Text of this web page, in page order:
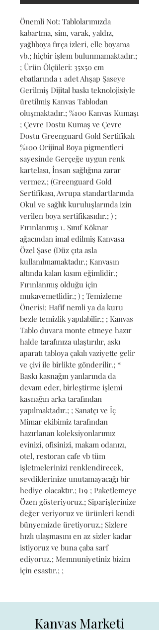
Önemli Not: Tablolarımızda
kabartma, sim, varak, yaldız,
yağlıboya fırça izleri, elle boyama
vb.; hiçbir işlem bulunmamaktadır.;
; Ürün Ölçüleri: 35x50 cm
ebatlarında 1 adet Ahşap Şaseye
Gerilmiş Dijital baskı teknolojisiyle
üretilmiş Kanvas Tablodan
oluşmaktadır.; %100 Kanvas Kumaşı
; Çevre Dostu Kumaş ve Çevre
Dostu Greenguard Gold Sertifikalı
%100 Orijinal Boya pigmentleri
sayesinde Gerçeğe uygun renk
kartelası, İnsan sağlığına zarar
vermez.; (Greenguard Gold
Sertifikası, Avrupa standartlarında
Okul ve sağlık kuruluşlarında izin
verilen boya sertifikasıdır.; ) ;
Fırınlanmış 1. Sınıf Köknar
ağacından imal edilmiş Kanvasa
Özel Şase (Düz çıta asla
kullanılmamaktadır.; Kanvasın
altında kalan kısım eğimlidir.;
Fırınlanmış olduğu için
mukavemetlidir.; ) ; Temizleme
Önerisi: Hafif nemli ya da kuru
bezle temizlik yapılabilir.; ; Kanvas
Tablo duvara monte etmeye hazır
halde tarafınıza ulaştırılır, askı
aparatı tabloya çakılı vaziyette gelir
ve çivi ile birlikte gönderilir.; *
Baskı kasnağın yanlarında da
devam eder, birleştirme işlemi
kasnağın arka tarafından
yapılmaktadır.; ; Sanatçı ve İç
Mimar ekibimiz tarafından
hazırlanan koleksiyonlarımız
evinizi, ofisinizi, makam odanızı,
otel, restoran cafe vb tüm
işletmelerinizi renklendirecek,
sevdiklerinize unutamayacağı bir
hediye olacaktır.; I19 ; Paketlemeye
Özen gösteriyoruz.; Siparişlerinize
değer veriyoruz ve ürünleri kendi
bünyemizde üretiyoruz.; Sizlere
hızlı ulaşmasını en az sizler kadar
istiyoruz ve buna çaba sarf
ediyoruz.; Memnuniyetiniz bizim
için esastır.; ;
Kanvas Marketi